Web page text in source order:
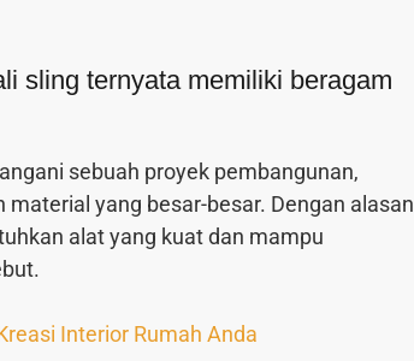
sling ternyata memiliki beragam
sebuah proyek pembangunan,
yang besar-besar. Dengan alasan
alat yang kuat dan mampu
Interior Rumah Anda